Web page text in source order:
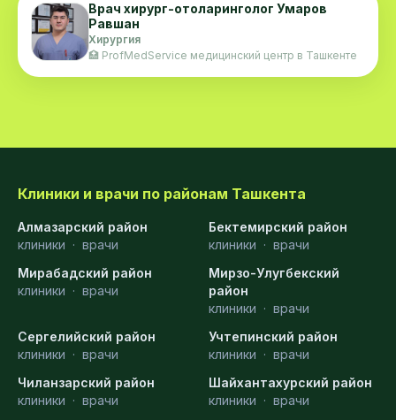
Врач хирург-отоларинголог Умаров
Равшан
Хирургия
🏥 ProfMedService медицинский центр в Ташкенте
Клиники и врачи по районам Ташкента
Алмазарский район
клиники · врачи
Бектемирский район
клиники · врачи
Мирабадский район
клиники · врачи
Мирзо-Улугбекский
район
клиники · врачи
Сергелийский район
клиники · врачи
Учтепинский район
клиники · врачи
Чиланзарский район
клиники · врачи
Шайхантахурский район
клиники · врачи